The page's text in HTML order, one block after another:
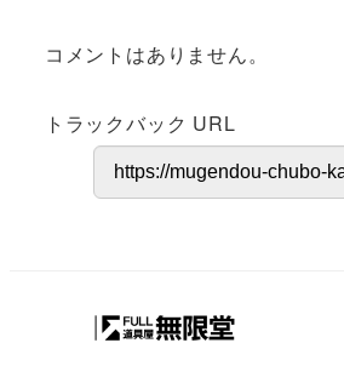
コメントはありません。
トラックバック URL